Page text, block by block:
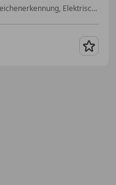
Anhängerkupplung, Sportsitze, Verkehrszeichenerkennung, Elektrische Heckklappe, Einparkhilfe Rückfahrkamera, Sitzheizung, Bordcomputer, Apple CarPlay